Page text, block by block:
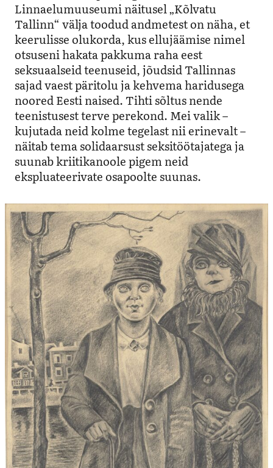
Linnaelumuuseumi näitusel „Kõlvatu
Tallinn“ välja toodud andmetest on näha, et
keerulisse olukorda, kus ellujäämise nimel
otsuseni hakata pakkuma raha eest
seksuaalseid teenuseid, jõudsid Tallinnas
sajad vaest päritolu ja kehvema haridusega
noored Eesti naised. Tihti sõltus nende
teenistusest terve perekond. Mei valik –
kujutada neid kolme tegelast nii erinevalt –
näitab tema solidaarsust seksitöötajatega ja
suunab kriitikanoole pigem neid
ekspluateerivate osapoolte suunas.